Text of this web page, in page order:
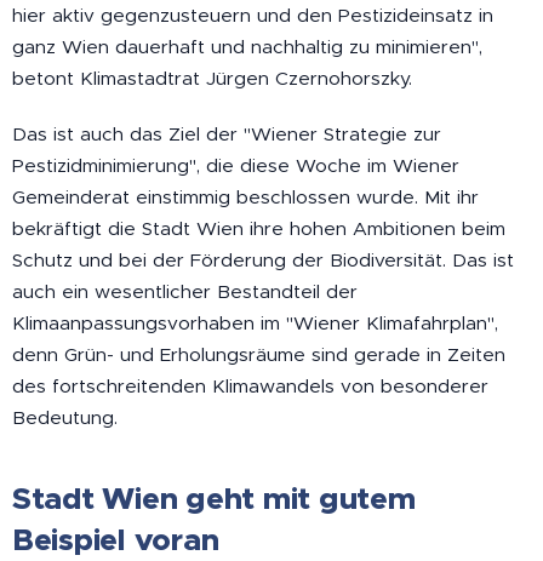
hier aktiv gegenzusteuern und den Pestizideinsatz in
ganz Wien dauerhaft und nachhaltig zu minimieren",
betont Klimastadtrat Jürgen Czernohorszky.
Das ist auch das Ziel der "Wiener Strategie zur
Pestizidminimierung", die diese Woche im Wiener
Gemeinderat einstimmig beschlossen wurde. Mit ihr
bekräftigt die Stadt Wien ihre hohen Ambitionen beim
Schutz und bei der Förderung der Biodiversität. Das ist
auch ein wesentlicher Bestandteil der
Klimaanpassungsvorhaben im "Wiener Klimafahrplan",
denn Grün- und Erholungsräume sind gerade in Zeiten
des fortschreitenden Klimawandels von besonderer
Bedeutung.
Stadt Wien geht mit gutem
Beispiel voran